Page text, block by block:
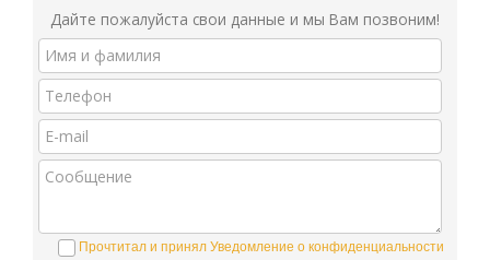
Дайте пожалуйста свои данные и мы Вам позвоним!
Прочтитал и принял Уведомление о конфиденциальности